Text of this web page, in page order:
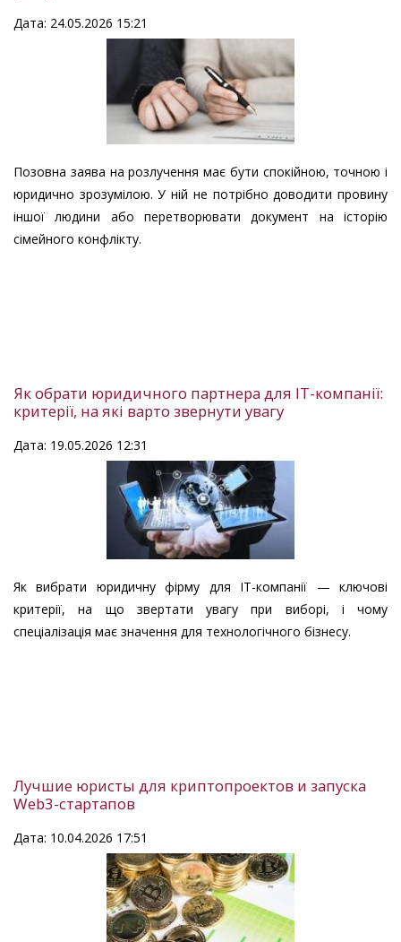
Дата: 24.05.2026 15:21
Позовна заява на розлучення має бути спокійною, точною і
юридично зрозумілою. У ній не потрібно доводити провину
іншої людини або перетворювати документ на історію
сімейного конфлікту.
Як обрати юридичного партнера для IT-компанії:
критерії, на які варто звернути увагу
Дата: 19.05.2026 12:31
Як вибрати юридичну фірму для IT-компанії — ключові
критерії, на що звертати увагу при виборі, і чому
спеціалізація має значення для технологічного бізнесу.
Лучшие юристы для криптопроектов и запуска
Web3-стартапов
Дата: 10.04.2026 17:51